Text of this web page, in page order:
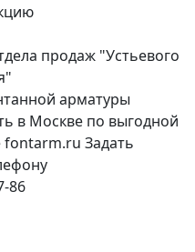
продаж "Устьевого
86